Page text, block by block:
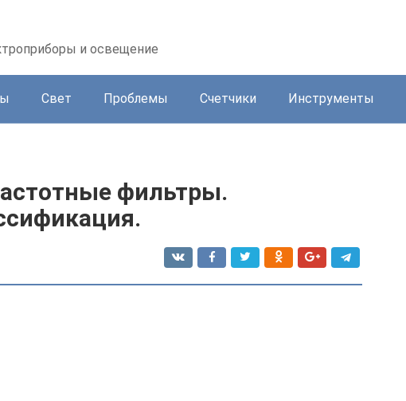
и освещение
Свет Проблемы Счетчики Инструменты
фильтры.